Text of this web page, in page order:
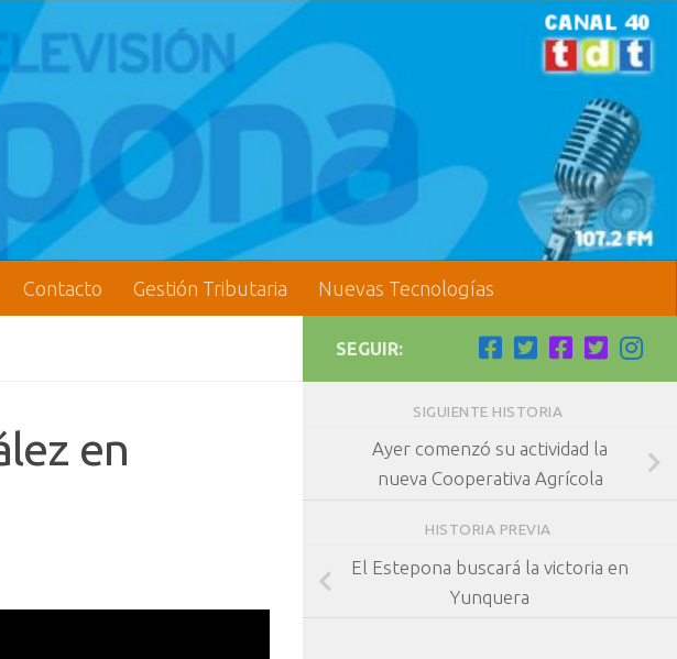
Contacto Gestión Tributaria Nuevas Tecnologías
en
SEGUIR:
SIGUIENTE HISTORIA
Ayer comenzó su actividad la
nueva Cooperativa Agrícola
HISTORIA PREVIA
El Estepona buscará la victoria en
Yunquera